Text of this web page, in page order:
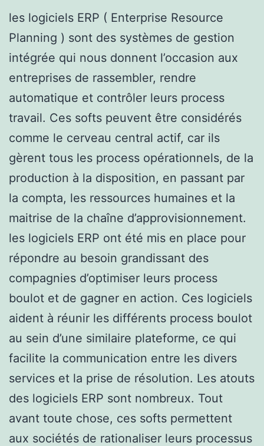
les logiciels ERP ( Enterprise Resource
Planning ) sont des systèmes de gestion
intégrée qui nous donnent l’occasion aux
entreprises de rassembler, rendre
automatique et contrôler leurs process
travail. Ces softs peuvent être considérés
comme le cerveau central actif, car ils
gèrent tous les process opérationnels, de la
production à la disposition, en passant par
la compta, les ressources humaines et la
maitrise de la chaîne d’approvisionnement.
les logiciels ERP ont été mis en place pour
répondre au besoin grandissant des
compagnies d’optimiser leurs process
boulot et de gagner en action. Ces logiciels
aident à réunir les différents process boulot
au sein d’une similaire plateforme, ce qui
facilite la communication entre les divers
services et la prise de résolution. Les atouts
des logiciels ERP sont nombreux. Tout
avant toute chose, ces softs permettent
aux sociétés de rationaliser leurs processus